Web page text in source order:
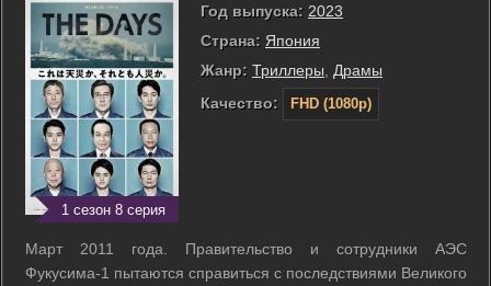
1 сезон 8 серия
Год выпуска: 2023
Страна: Япония
Жанр: Триллеры
Драмы
Качество:
FHD (1080p)
Март 2011 года. Правительство и сотрудники АЭС
Фукусима-1 пытаются справиться с последствиями Великого